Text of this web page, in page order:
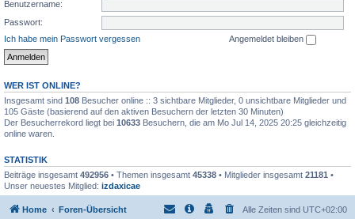
Benutzername:
Passwort:
Ich habe mein Passwort vergessen
Angemeldet bleiben
WER IST ONLINE?
Insgesamt sind 108 Besucher online :: 3 sichtbare Mitglieder, 0 unsichtbare Mitglieder und
105 Gäste (basierend auf den aktiven Besuchern der letzten 30 Minuten)
Der Besucherrekord liegt bei 10633 Besuchern, die am Mo Jul 14, 2025 20:25 gleichzeitig
online waren.
STATISTIK
Beiträge insgesamt 492956 • Themen insgesamt 45338 • Mitglieder insgesamt 21181 •
Unser neuestes Mitglied: izdaxicae
Home Foren-Übersicht Alle Zeiten sind UTC+02:00